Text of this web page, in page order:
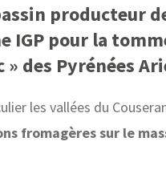
producteur
IGP pour la
» des Pyrénées
les vallées du
fromagères sur le